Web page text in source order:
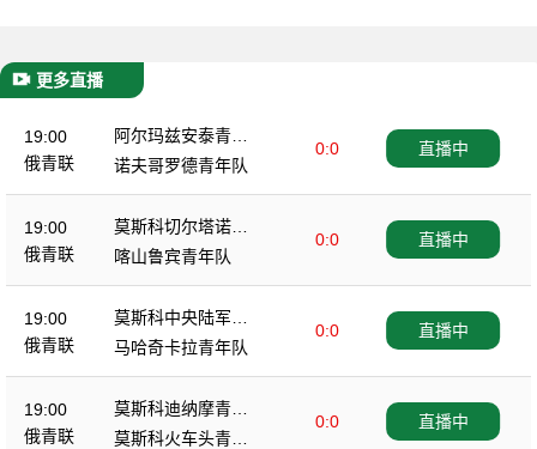
更多直播
19:00
俄青联
阿尔玛兹安泰青年
队
0:0
诺夫哥罗德青年队
直播中
19:00
俄青联
莫斯科切尔塔诺沃
青年队
0:0
喀山鲁宾青年队
直播中
19:00
俄青联
莫斯科中央陆军青
年队
0:0
马哈奇卡拉青年队
直播中
19:00
俄青联
莫斯科迪纳摩青年
队
0:0
莫斯科火车头青年
直播中